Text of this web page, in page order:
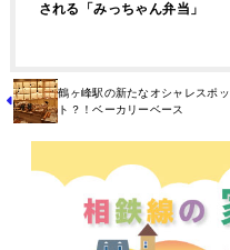
される「みっちゃん弁当」
鶴ヶ峰駅の新たなオシャレスポッ
ト？！ベーカリーベース